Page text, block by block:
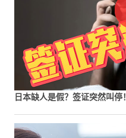
日本缺人是假？签证突然叫停！